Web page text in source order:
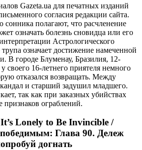
Gazeta.ua для печатных изданий
согласия редакции сайта.
полагают, что расчленение
означать болезнь сновидца или его
Астрологического
означает достижение намеченной
В городе Блуменау, Бразилия, 12-
своего 16-летнего приятеля немного
отказался возвращать. Между
и старший задушил младшего.
так как при заказных убийствах
признаков ограблений.
Lonely to Be Invincible /
Глава 90. Дележ
догнать